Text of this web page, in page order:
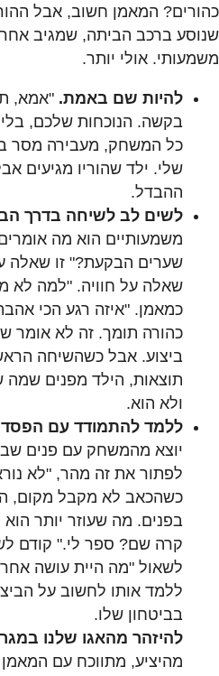
כהורים? המאמן חשוב, אבל
שנוסע ברכב הביתה, שמגיב
משמעותי. אולי יותר.
להיות שם באמת. "אמא,
בקשה. הנוכחות שלכם, בלי
כל המשחק, מעבירה מסר
שלי. ילד שהוריו מגיעים
ההבדל.
לשים לב לשיחה בדרך
משמעותיים הוא מה
שערים הבקעת?" זו שאלה
שאלה על חוויה. "למה
כמאמן. "איזה רגע הכי
כהורה תומך. זה לא אומר
ביצוע. אבל כשהשיחה
תוצאות, הילד מפנים שמה
ולא הוא.
ללמד להתמודד עם
יוצא מהמשחק עם פנים
לפתור את זה מהר, "לא
כשהכאב לא מקבל מקום,
בפנים. מה שעוזר יותר
קרה שם? ספר לי." קודם
לשאול "מה היית עושה
ללמד אותו לחשוב על
בביטחון שלו.
להיזהר מהאגו שלנו
מהיציע, מתווכח עם